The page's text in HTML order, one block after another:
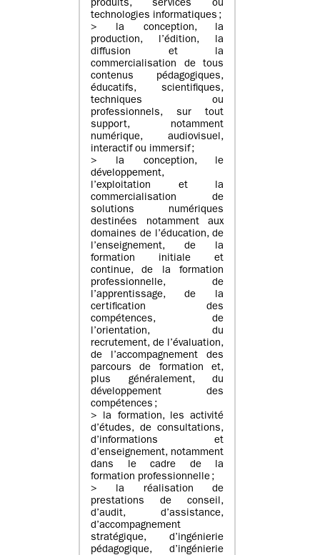
produits, services ou
technologies informatiques ;
> la conception, la
production, l’édition, la
diffusion et la
commercialisation de tous
contenus pédagogiques,
éducatifs, scientifiques,
techniques ou
professionnels, sur tout
support, notamment
numérique, audiovisuel,
interactif ou immersif ;
> la conception, le
développement,
l’exploitation et la
commercialisation de
solutions numériques
destinées notamment aux
domaines de l’éducation, de
l’enseignement, de la
formation initiale et
continue, de la formation
professionnelle, de
l’apprentissage, de la
certification des
compétences, de
l’orientation, du
recrutement, de l’évaluation,
de l’accompagnement des
parcours de formation et,
plus généralement, du
développement des
compétences ;
> la formation, les activité
d’études, de consultations,
d’informations et
d’enseignement, notamment
dans le cadre de la
formation professionnelle ;
> la réalisation de
prestations de conseil,
d’audit, d’assistance,
d’accompagnement
stratégique, d’ingénierie
pédagogique, d’ingénierie